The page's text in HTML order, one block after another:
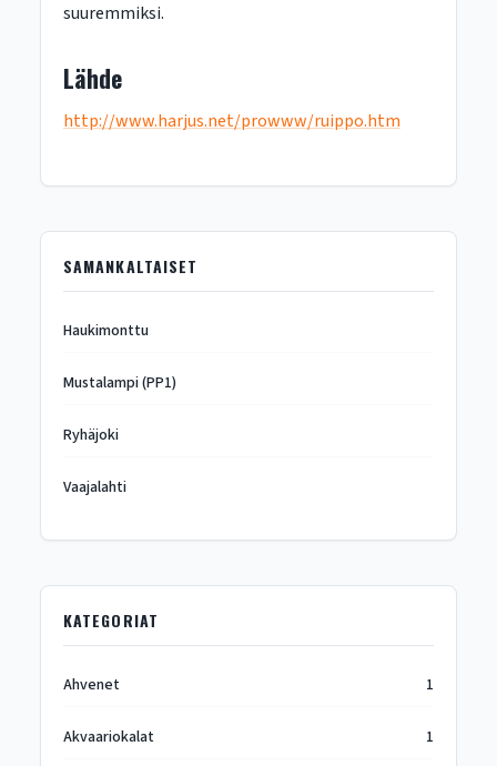
suuremmiksi.
Lähde
http://www.harjus.net/prowww/ruippo.htm
SAMANKALTAISET
Haukimonttu
Mustalampi (PP1)
Ryhäjoki
Vaajalahti
KATEGORIAT
Ahvenet 1
Akvaariokalat 1